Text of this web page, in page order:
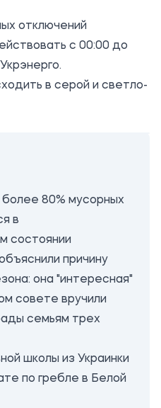
отключений
с 00:00 до
в серой и светло-
80% мусорных
в
состоянии
причину
она "интересная"
совете вручили
семьям трех
школы из Украинки
по гребле в Белой